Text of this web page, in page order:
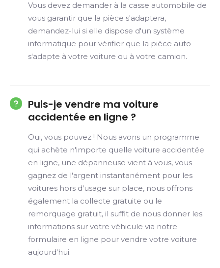
Vous devez demander à la casse automobile de
vous garantir que la pièce s'adaptera,
demandez-lui si elle dispose d'un système
informatique pour vérifier que la pièce auto
s'adapte à votre voiture ou à votre camion.
Puis-je vendre ma voiture
accidentée en ligne ?
Oui, vous pouvez ! Nous avons un programme
qui achète n'importe quelle voiture accidentée
en ligne, une dépanneuse vient à vous, vous
gagnez de l'argent instantanément pour les
voitures hors d'usage sur place, nous offrons
également la collecte gratuite ou le
remorquage gratuit, il suffit de nous donner les
informations sur votre véhicule via notre
formulaire en ligne pour vendre votre voiture
aujourd'hui.